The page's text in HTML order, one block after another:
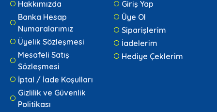
Hakkımızda
Banka Hesap
Numaralarımız
Üyelik Sözleşmesi
Mesafeli Satış
Sözleşmesi
İptal / İade Koşulları
Gizlilik ve Güvenlik
Politikası
Giriş Yap
Üye Ol
Siparişlerim
İadelerim
Hediye Çeklerim